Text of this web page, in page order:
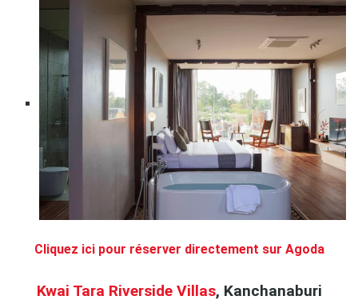
Cliquez ici pour réserver directement sur Agoda
Kwai Tara Riverside Villas, Kanchanaburi